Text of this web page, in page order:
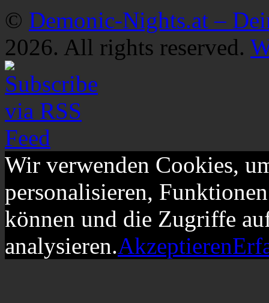
© Demonic-Nights.at –
2026. All rights reserved.
Wir verwenden Cookies,
personalisieren,
können und die Zugriffe
analysieren.Akzeptieren